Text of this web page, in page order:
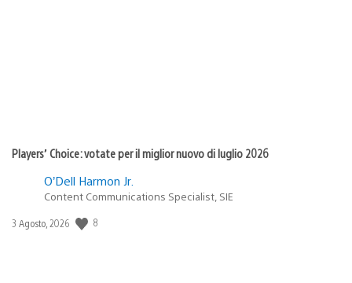
Players’ Choice: votate per il miglior nuovo di luglio 2026
O’Dell Harmon Jr.
Content Communications Specialist, SIE
Data
3 Agosto, 2026 8